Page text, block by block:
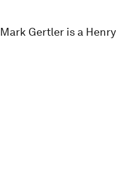
Mark Gertler is a